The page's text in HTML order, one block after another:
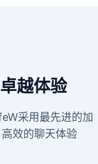
越体验
采用最先进的加
效的聊天体验